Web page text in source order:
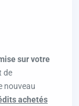
sur votre
de
nouveau
achetés